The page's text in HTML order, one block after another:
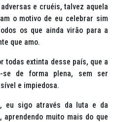
e cruéis, talvez aquela
o motivo de eu celebrar sim
os que ainda virão para a
que amo.
todas extinta desse país, que a
se de forma plena, sem ser
e impiedosa.
eu sigo através da luta e da
muito mais do que